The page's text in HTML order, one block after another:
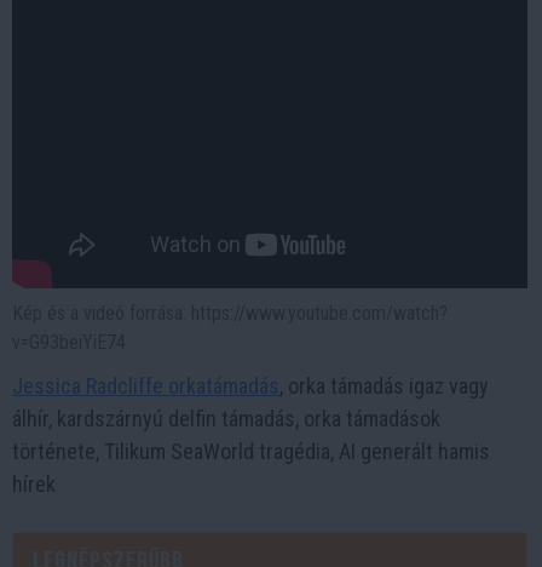
Jessica Radcliffe orkatámadás, orka támadás igaz vagy
álhír, kardszárnyú delfin támadás, orka támadások
története, Tilikum SeaWorld tragédia, AI generált hamis
hírek